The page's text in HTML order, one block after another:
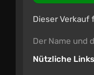
Dieser Verkauf
Der Name und
Nützliche